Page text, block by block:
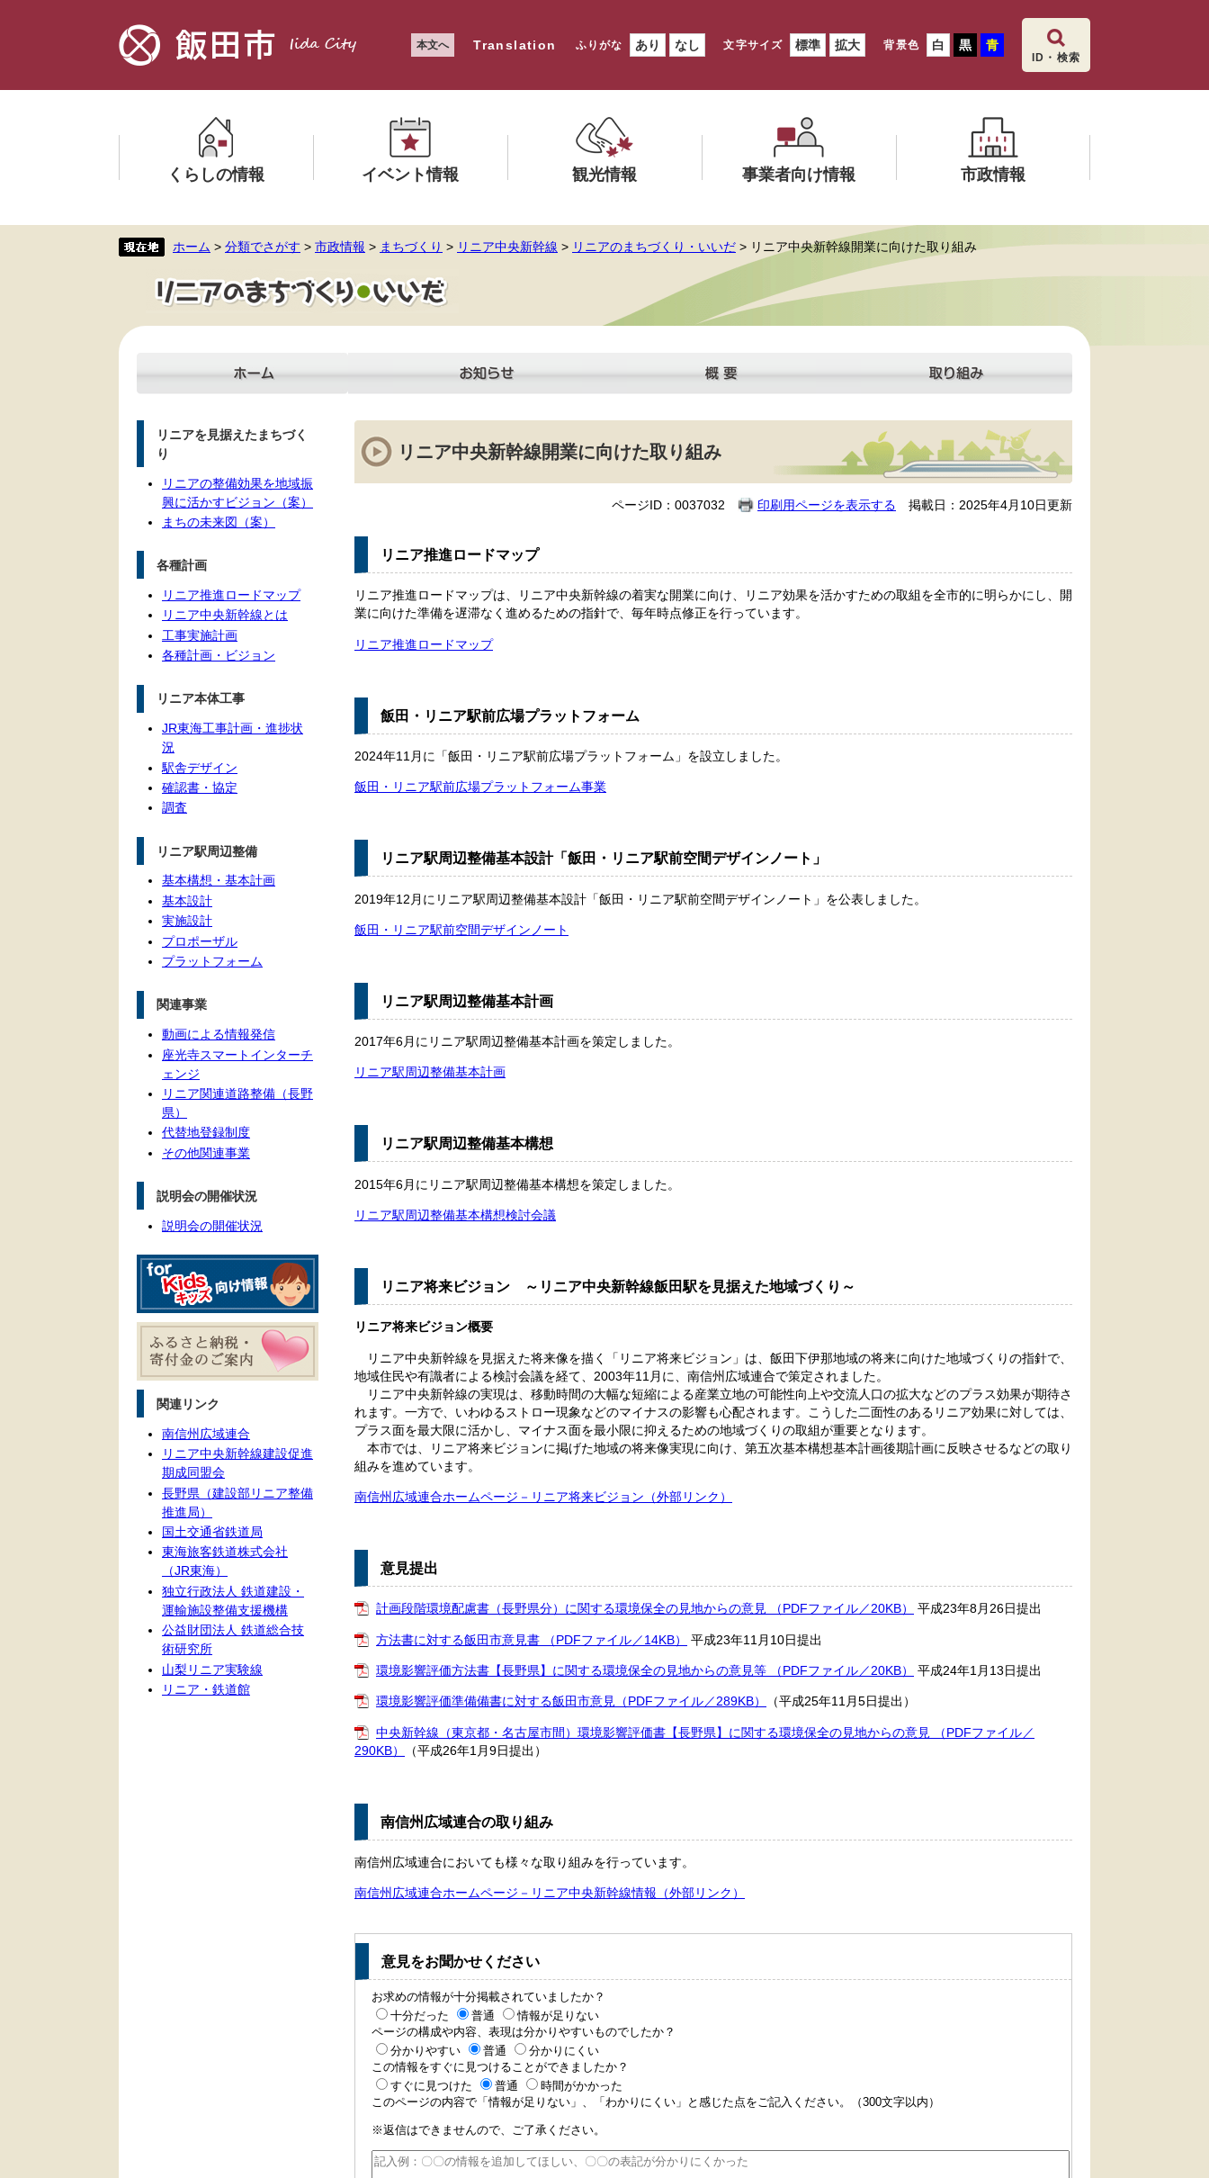
文
本文へ Translation ふりがな あり なし 文字サイズ 標準 拡大 背景色 白 黒 青
ID・検索
くらしの情報
メ
ニ
ひ
イベント情報
ニ
ュ
ー
観光情報
ニ
ら
事業者向け情報
ニ
ュ
を
ら
市政情報
ニ
ホーム > 分類でさがす > 市政情報 > まちづくり > リニア中央新幹線 > リニアのまちづくり・いいだ > リニア中央新幹線開業に向けた取り組み
文
リニア中央新幹線開業に向けた取り組み
ページID：0037032 印刷用ページを表示する 掲載日：2025年4月10日更新
リニア推進ロードマップ
リニア推進ロードマップは、リニア中央新幹線の着実な開業に向け、リニア効果を活かすための取組を全市的に明らかにし、開
業に向けた準備を遅滞なく進めるための指針で、毎年時点修正を行っています。
リニア推進ロードマップ
飯田・リニア駅前広場プラットフォーム
2024年11月に「飯田・リニア駅前広場プラットフォーム」を設立しました。
飯田・リニア駅前広場プラットフォーム事業
リニア駅周辺整備基本設計「飯田・リニア駅前空間デザインノート」
2019年12月にリニア駅周辺整備基本設計「飯田・リニア駅前空間デザインノート」を公表しました。
飯田・リニア駅前空間デザインノート
リニア駅周辺整備基本計画
2017年6月にリニア駅周辺整備基本計画を策定しました。
リニア駅周辺整備基本計画
リニア駅周辺整備基本構想
2015年6月にリニア駅周辺整備基本構想を策定しました。
リニア駅周辺整備基本構想検討会議
リニア将来ビジョン ～リニア中央新幹線飯田駅を見据えた地域づくり～
リニア将来ビジョン概要
リニア中央新幹線を見据えた将来像を描く「リニア将来ビジョン」は、飯田下伊那地域の将来に向けた地域づくりの指針で、
地域住民や有識者による検討会議を経て、2003年11月に、南信州広域連合で策定されました。
リニア中央新幹線の実現は、移動時間の大幅な短縮による産業立地の可能性向上や交流人口の拡大などのプラス効果が期待さ
れます。一方で、いわゆるストロー現象などのマイナスの影響も心配されます。こうした二面性のあるリニア効果に対しては、
プラス面を最大限に活かし、マイナス面を最小限に抑えるための地域づくりの取組が重要となります。
本市では、リニア将来ビジョンに掲げた地域の将来像実現に向け、第五次基本構想基本計画後期計画に反映させるなどの取り
組みを進めています。
南信州広域連合ホームページ－リニア将来ビジョン （外部リンク）
意見提出
計画段階環境配慮書（長野県分）に関する環境保全の見地からの意見 （PDFファイル／20KB） 平成23年8月26日提出
方法書に対する飯田市意見書 （PDFファイル／14KB） 平成23年11月10日提出
環境影響評価方法書【長野県】に関する環境保全の見地からの意見等 （PDFファイル／20KB） 平成24年1月13日提出
環境影響評価準備備書に対する飯田市意見（PDFファイル／289KB） （平成25年11月5日提出）
中央新幹線（東京都・名古屋市間）環境影響評価書【長野県】に関する環境保全の見地からの意見 （PDFファイル／
290KB）
（平成26年1月9日提出）
南信州広域連合の取り組み
南信州広域連合においても様々な取り組みを行っています。
南信州広域連合ホームページ－リニア中央新幹線情報 （外部リンク）
意見をお聞かせください
お求めの情報が十分掲載されていましたか？
十分だった
普通
情報が足りない
ページの構成や内容、表現は分かりやすいものでしたか？
分かりやすい
普通
分かりにくい
この情報をすぐに見つけることができましたか？
すぐに見つけた
普通
時間がかかった
このページの内容で「情報が足りない」、「わかりにくい」と感じた点をご記入ください。（300文字以内）
※返信はできませんので、ご了承ください。
リニアを見据えたまちづく
り
リニアの整備効果を地域振
興に活かすビジョン（案）
まちの未来図（案）
各種計画
リニア推進ロードマップ
リニア中央新幹線とは
工事実施計画
各種計画・ビジョン
リニア本体工事
JR東海工事計画・進捗状
況
駅舎デザイン
確認書・協定
調査
リニア駅周辺整備
基本構想・基本計画
基本設計
実施設計
プロポーザル
プラットフォーム
関連事業
動画による情報発信
座光寺スマートインターチ
ェンジ
リニア関連道路整備（長野
県）
代替地登録制度
その他関連事業
説明会の開催状況
説明会の開催状況
関連リンク
南信州広域連合
リニア中央新幹線建設促進
期成同盟会
長野県（建設部リニア整備
推進局）
国土交通省鉄道局
東海旅客鉄道株式会社
（JR東海）
独立行政法人 鉄道建設・
運輸施設整備支援機構
公益財団法人 鉄道総合技
術研究所
山梨リニア実験線
リニア・鉄道館